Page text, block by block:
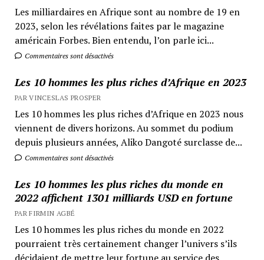
Les milliardaires en Afrique sont au nombre de 19 en
2023, selon les révélations faites par le magazine
américain Forbes. Bien entendu, l’on parle ici...
Commentaires sont désactivés
Les 10 hommes les plus riches d’Afrique en 2023
PAR VINCESLAS PROSPER
Les 10 hommes les plus riches d’Afrique en 2023 nous
viennent de divers horizons. Au sommet du podium
depuis plusieurs années, Aliko Dangoté surclasse de...
Commentaires sont désactivés
Les 10 hommes les plus riches du monde en
2022 affichent 1301 milliards USD en fortune
PAR FIRMIN AGBÉ
Les 10 hommes les plus riches du monde en 2022
pourraient très certainement changer l’univers s’ils